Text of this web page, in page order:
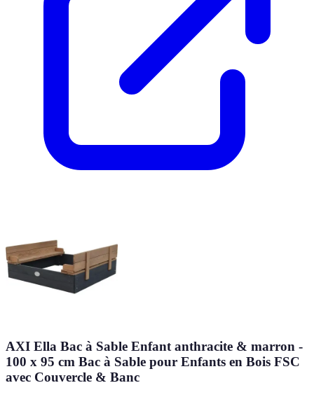
AXI Ella Bac à Sable Enfant anthracite & marron -
100 x 95 cm Bac à Sable pour Enfants en Bois FSC
avec Couvercle & Banc